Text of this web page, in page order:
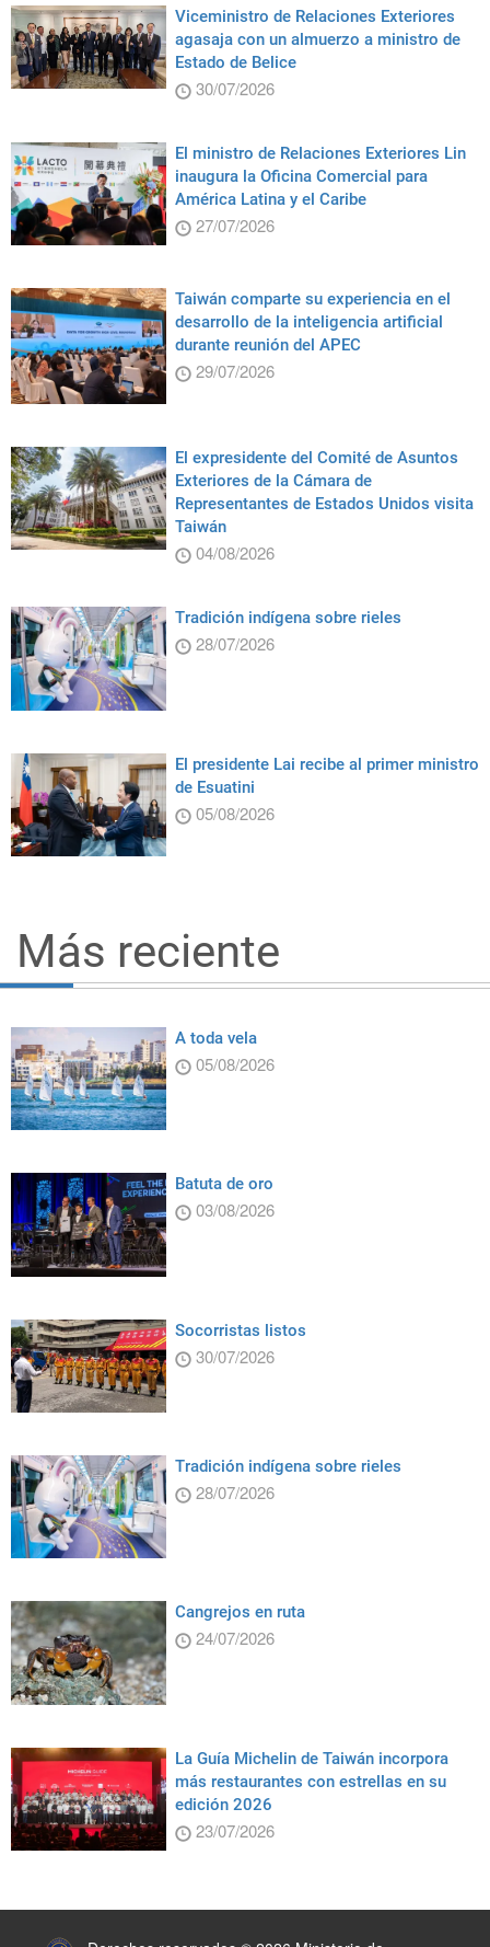
Viceministro de Relaciones Exteriores
agasaja con un almuerzo a ministro de
Estado de Belice
30/07/2026
El ministro de Relaciones Exteriores Lin
inaugura la Oficina Comercial para
América Latina y el Caribe
27/07/2026
Taiwán comparte su experiencia en el
desarrollo de la inteligencia artificial
durante reunión del APEC
29/07/2026
El expresidente del Comité de Asuntos
Exteriores de la Cámara de
Representantes de Estados Unidos visita
Taiwán
04/08/2026
Tradición indígena sobre rieles
28/07/2026
El presidente Lai recibe al primer ministro
de Esuatini
05/08/2026
Más reciente
A toda vela
05/08/2026
Batuta de oro
03/08/2026
Socorristas listos
30/07/2026
Tradición indígena sobre rieles
28/07/2026
Cangrejos en ruta
24/07/2026
La Guía Michelin de Taiwán incorpora
más restaurantes con estrellas en su
edición 2026
23/07/2026